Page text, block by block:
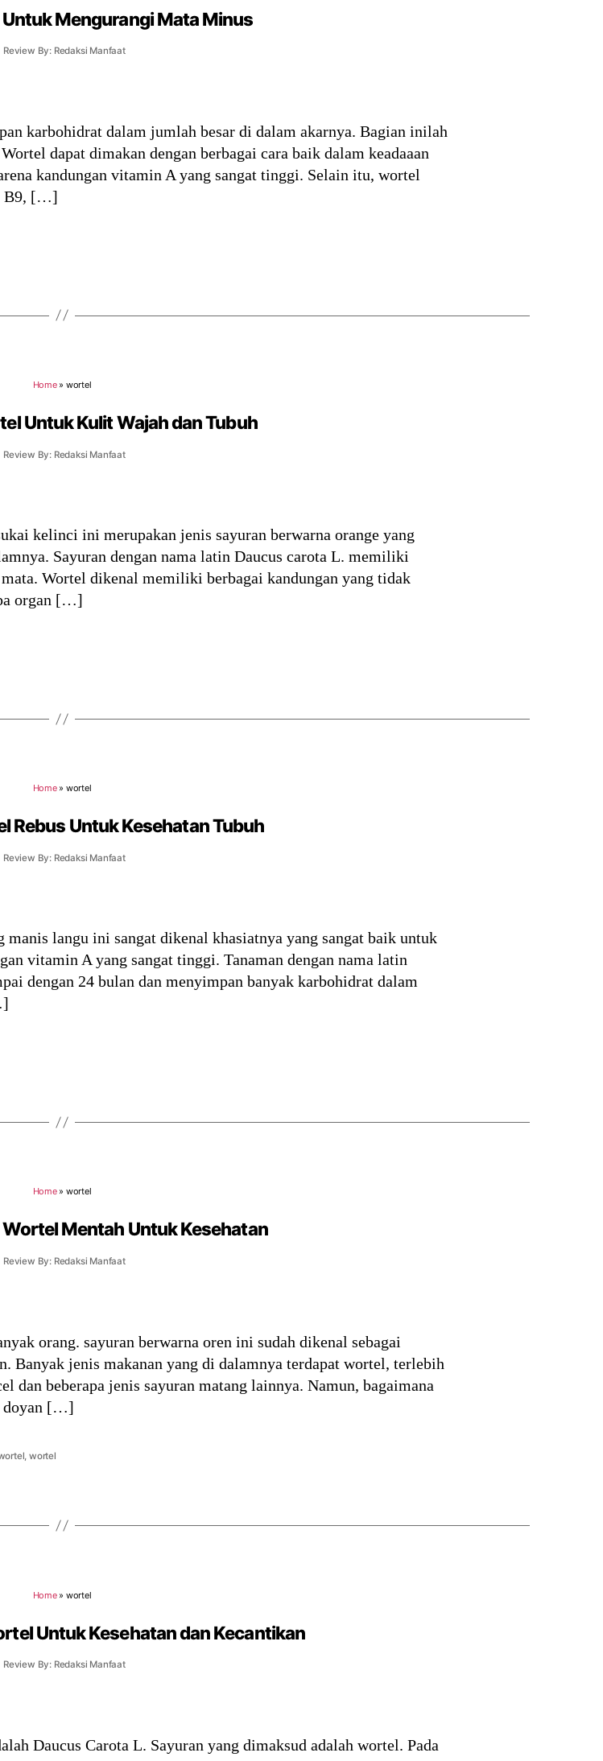
Mengurangi Mata Minus
Review By: Redaksi Manfaat
karbohidrat dalam jumlah besar di dalam akarnya. Bagian inilah
dapat dimakan dengan berbagai cara baik dalam keadaaan
kandungan vitamin A yang sangat tinggi. Selain itu, wortel
B9, […]
Home» wortel
Untuk Kulit Wajah dan Tubuh
Review By: Redaksi Manfaat
kelinci ini merupakan jenis sayuran berwarna orange yang
Sayuran dengan nama latin Daucus carota L. memiliki
Wortel dikenal memiliki berbagai kandungan yang tidak
organ […]
Home» wortel
Rebus Untuk Kesehatan Tubuh
Review By: Redaksi Manfaat
manis langu ini sangat dikenal khasiatnya yang sangat baik untuk
vitamin A yang sangat tinggi. Tanaman dengan nama latin
dengan 24 bulan dan menyimpan banyak karbohidrat dalam
Home» wortel
Mentah Untuk Kesehatan
Review By: Redaksi Manfaat
orang. sayuran berwarna oren ini sudah dikenal sebagai
Banyak jenis makanan yang di dalamnya terdapat wortel, terlebih
dan beberapa jenis sayuran matang lainnya. Namun, bagaimana
doyan […]
wortel
Home» wortel
Untuk Kesehatan dan Kecantikan
Review By: Redaksi Manfaat
Daucus Carota L. Sayuran yang dimaksud adalah wortel. Pada